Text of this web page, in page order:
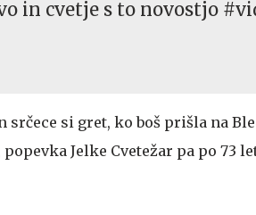
in cvetje s to novostjo
srčece si gret, ko boš prišla na
Jelke Cvetežar pa po 73